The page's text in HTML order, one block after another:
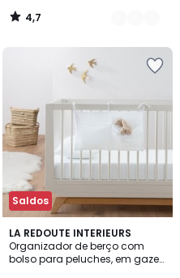
4,7
/
Saldos
LA REDOUTE INTERIEURS
Organizador de berço com
bolso para peluches, em gaze
2
Cores